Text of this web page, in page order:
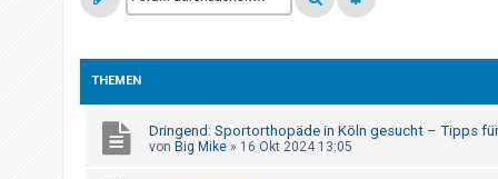
THEMEN
Dringend: Sportorthopäde in Köln gesucht – Tipps
von Big Mike » 16 Okt 2024 13:05